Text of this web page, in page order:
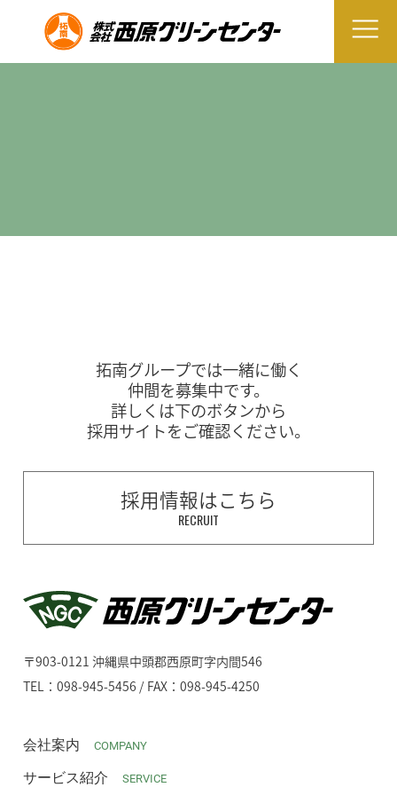
拓南グループでは一緒に働く
仲間を募集中です。
詳しくは下のボタンから
採用サイトをご確認ください。
採用情報はこちら
RECRUIT
〒903-0121 沖縄県中頭郡西原町字内間546
TEL：098-945-5456 / FAX：098-945-4250
会社案内 COMPANY
サービス紹介 SERVICE